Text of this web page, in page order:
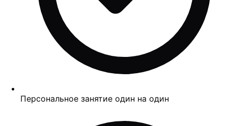
Персональное занятие один на один